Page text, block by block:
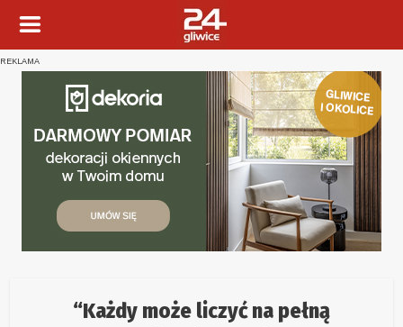
REKLAMA
“Każdy może liczyć na pełną